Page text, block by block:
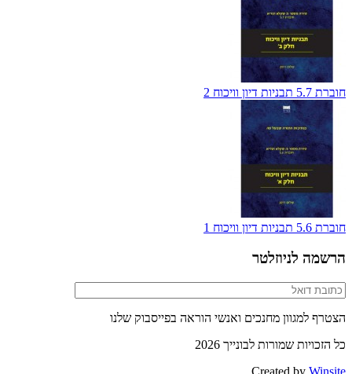
חוברת 5.7 תבניות דיון וויכוח 2
חוברת 5.6 תבניות דיון וויכוח 1
הרשמה לניוזלטר
הצטרף למגוון מחנכים ואנשי הוראה בפייסבוק שלנו
כל הזכויות שמורות לבונייך 2026
Created by Winsite